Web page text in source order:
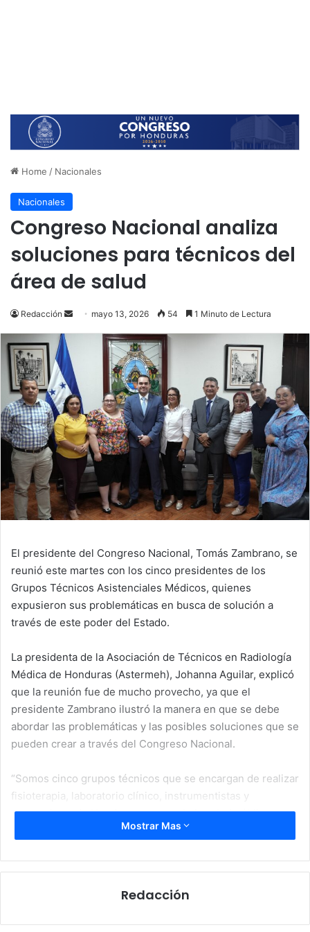
Home / Nacionales
Nacionales
Congreso Nacional analiza
soluciones para técnicos del
área de salud
Redacción
Send mayo 13, 2026 54 1 Minuto de Lectura
El presidente del Congreso Nacional, Tomás Zambrano, se
reunió este martes con los cinco presidentes de los
Grupos Técnicos Asistenciales Médicos, quienes
expusieron sus problemáticas en busca de solución a
través de este poder del Estado.
La presidenta de la Asociación de Técnicos en Radiología
Médica de Honduras (Astermeh), Johanna Aguilar, explicó
que la reunión fue de mucho provecho, ya que el
presidente Zambrano ilustró la manera en que se debe
abordar las problemáticas y las posibles soluciones que se
pueden crear a través del Congreso Nacional.
“Somos cinco grupos técnicos que se encargan de realizar
fisioterapia, laboratorio clínico, instrumentistas y
anestesistas de Honduras; somos de la salud pública y
gracias a las puertas abiertas y la buena gestión del
podemos tomar para solucionar nuestra problemática”,
Puertas abiertas
Mostrar Mas
Redacción